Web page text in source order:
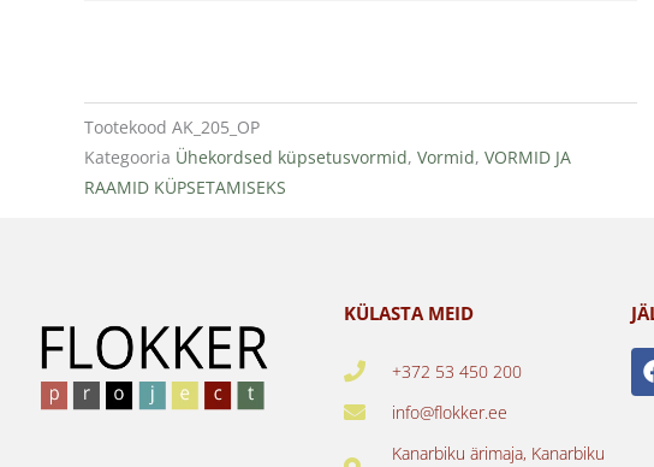
Tootekood AK_205_OP
Kategooria Ühekordsed küpsetusvormid, Vormid, VORMID JA
RAAMID KÜPSETAMISEKS
KÜLASTA MEID
+372 53 450 200
info@flokker.ee
Kanarbiku ärimaja, Kanarbiku